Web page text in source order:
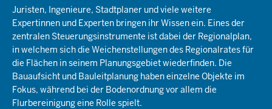
Juristen, Ingenieure, Stadtplaner und viele weitere
Expertinnen und Experten bringen ihr Wissen ein. Eines der
zentralen Steuerungsinstrumente ist dabei der Regionalplan,
in welchem sich die Weichenstellungen des Regionalrates für
die Flächen in seinem Planungsgebiet wiederfinden. Die
Bauaufsicht und Bauleitplanung haben einzelne Objekte im
Fokus, während bei der Bodenordnung vor allem die
Flurbereinigung eine Rolle spielt.